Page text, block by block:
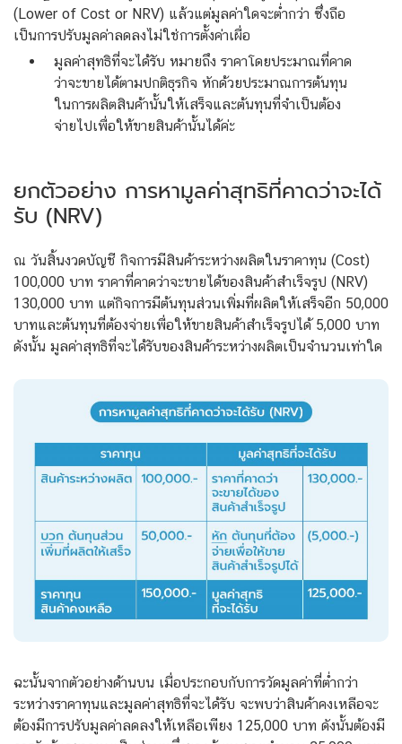
(Lower of Cost or NRV) แล้วแต่มูลค่าใดจะต่ำกว่า ซึ่งถือ
เป็นการปรับมูลค่าลดลงไม่ใช่การตั้งค่าเผื่อ
มูลค่าสุทธิที่จะได้รับ หมายถึง ราคาโดยประมาณที่คาด
ว่าจะขายได้ตามปกติธุรกิจ หักด้วยประมาณการต้นทุน
ในการผลิตสินค้านั้นให้เสร็จและต้นทุนที่จำเป็นต้อง
จ่ายไปเพื่อให้ขายสินค้านั้นได้ค่ะ
ยกตัวอย่าง การหามูลค่าสุทธิที่คาดว่าจะได้
รับ (NRV)
ณ วันสิ้นงวดบัญชี กิจการมีสินค้าระหว่างผลิตในราคาทุน (Cost)
100,000 บาท ราคาที่คาดว่าจะขายได้ของสินค้าสำเร็จรูป (NRV)
130,000 บาท แต่กิจการมีต้นทุนส่วนเพิ่มที่ผลิตให้เสร็จอีก 50,000
บาทและต้นทุนที่ต้องจ่ายเพื่อให้ขายสินค้าสำเร็จรูปได้ 5,000 บาท
ดังนั้น มูลค่าสุทธิที่จะได้รับของสินค้าระหว่างผลิตเป็นจำนวนเท่าใด
ฉะนั้นจากตัวอย่างด้านบน เมื่อประกอบกับการวัดมูลค่าที่ต่ำกว่า
ระหว่างราคาทุนและมูลค่าสุทธิที่จะได้รับ จะพบว่าสินค้าคงเหลือจะ
ต้องมีการปรับมูลค่าลดลงให้เหลือเพียง 125,000 บาท ดังนั้นต้องมี